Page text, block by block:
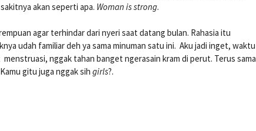
akan seperti apa. Woman is strong.
agar terhindar dari nyeri saat datang bulan. Rahasia itu
udah familiar deh ya sama minuman satu ini. Aku jadi inget, waktu
nggak tahan banget ngerasain kram di perut. Terus sama
gitu juga nggak sih girls?.